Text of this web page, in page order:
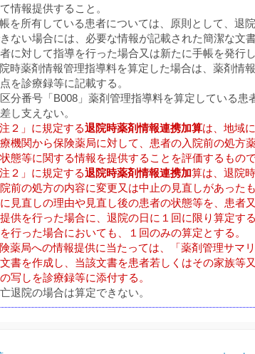
情報提供すること。
を所有している患者については、原則として、退
ない場合には、必要な情報が記載された簡潔な文
に対して指導を行った場合又は新たに手帳を発行
時薬剤情報管理指導料を算定した場合は、薬剤情
を診療録等に記載する。
分番号「B008」薬剤管理指導料を算定している
し支えない。
２」に規定する退院時薬剤情報連携加算は、地域
機関から保険薬局に対して、患者の入院前の処方
態等に関する情報を提供することを評価するもので
２」に規定する退院時薬剤情報連携加算は、退院
前の処方の内容に変更又は中止の見直しがあった
見直しの理由や見直し後の患者の状態等を、患者
供を行った場合に、退院の日に１回に限り算定す
行った場合においても、１回のみの算定とする。
薬局への情報提供に当たっては、「薬剤管理サマ
書を作成し、当該文書を患者若しくはその家族等
写しを診療録等に添付する。
退院の場合は算定できない。